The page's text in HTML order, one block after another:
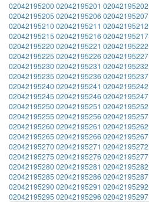
02042195200 02042195201 02042195202
02042195205 02042195206 02042195207
02042195210 02042195211 02042195212
02042195215 02042195216 02042195217
02042195220 02042195221 02042195222
02042195225 02042195226 02042195227
02042195230 02042195231 02042195232
02042195235 02042195236 02042195237
02042195240 02042195241 02042195242
02042195245 02042195246 02042195247
02042195250 02042195251 02042195252
02042195255 02042195256 02042195257
02042195260 02042195261 02042195262
02042195265 02042195266 02042195267
02042195270 02042195271 02042195272
02042195275 02042195276 02042195277
02042195280 02042195281 02042195282
02042195285 02042195286 02042195287
02042195290 02042195291 02042195292
02042195295 02042195296 02042195297